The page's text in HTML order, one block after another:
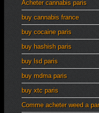
Acheter cannabis paris
buy cannabis france
buy cocaine paris
buy hashish paris
buy lsd paris
buy mdma paris
buy xtc paris
Comme acheter weed a